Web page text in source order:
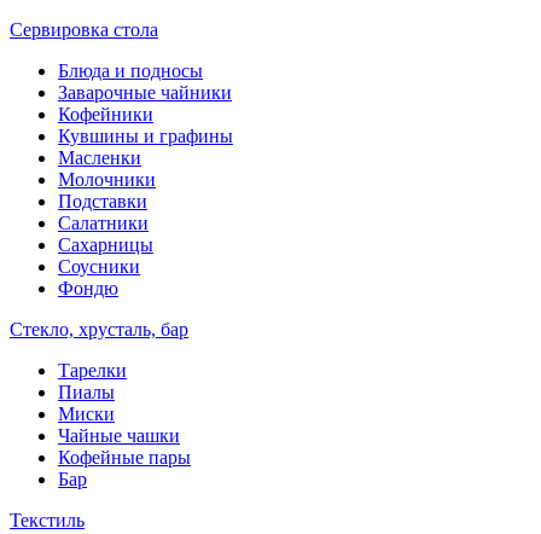
Сервировка стола
Блюда и подносы
Заварочные чайники
Кофейники
Кувшины и графины
Масленки
Молочники
Подставки
Салатники
Сахарницы
Соусники
Фондю
Стекло, хрусталь, бар
Тарелки
Пиалы
Миски
Чайные чашки
Кофейные пары
Бар
Текстиль